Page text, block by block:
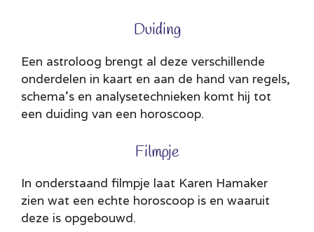
Duiding
Een astroloog brengt al deze verschillende
onderdelen in kaart en aan de hand van regels,
schema's en analysetechnieken komt hij tot
een duiding van een horoscoop.
Filmpje
In onderstaand filmpje laat Karen Hamaker
zien wat een echte horoscoop is en waaruit
deze is opgebouwd.